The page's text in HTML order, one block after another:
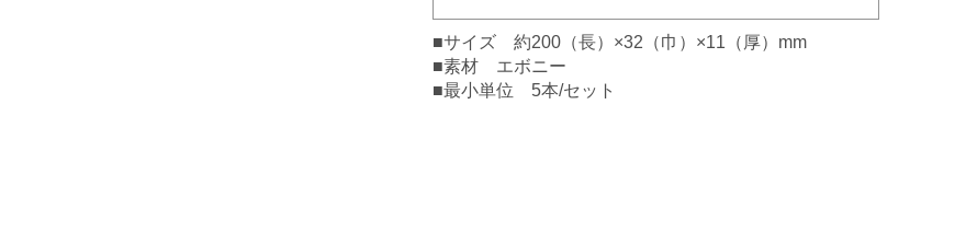
■サイズ 約200（長）×32（巾）×11（厚）mm
■素材 エボニー
■最小単位 5本/セット